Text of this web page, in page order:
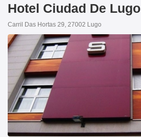
Hotel Ciudad De Lugo
Carril Das Hortas 29, 27002 Lugo